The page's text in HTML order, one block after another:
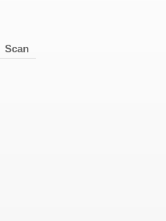
Scan